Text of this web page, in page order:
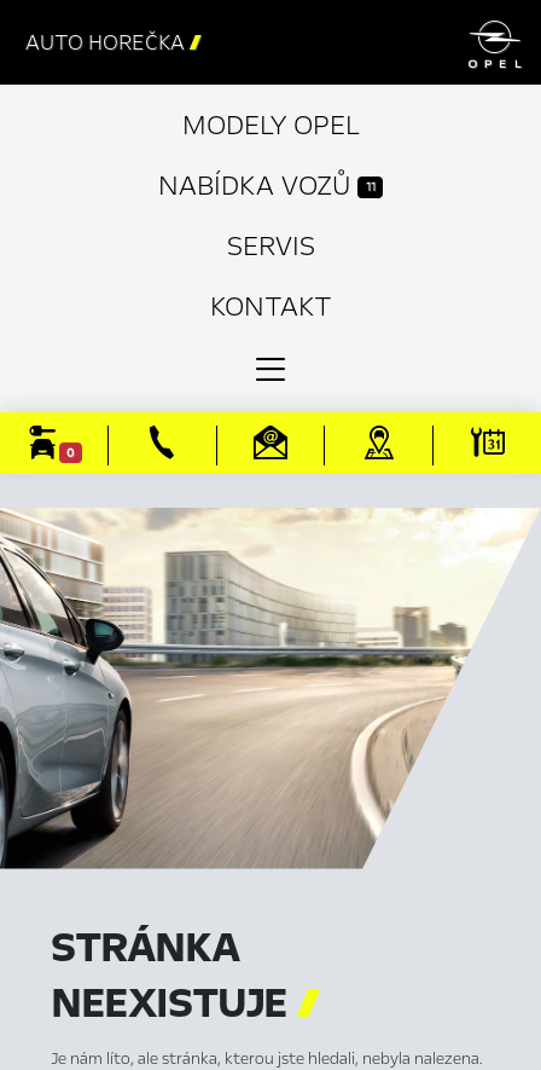

AUTO HOREČKA
MODELY OPEL
NABÍDKA VOZŮ
11
SERVIS
KONTAKT
0
STRÁNKA
NEEXISTUJE
Je nám líto, ale stránka, kterou jste hledali, nebyla nalezena.